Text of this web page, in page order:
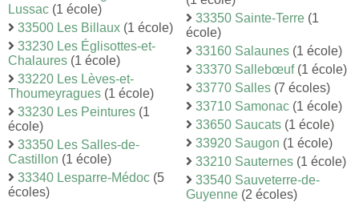
Lussac (1 école)
33500 Les Billaux (1 école)
33230 Les Églisottes-et-
Chalaures (1 école)
33220 Les Lèves-et-
Thoumeyragues (1 école)
33230 Les Peintures (1
école)
33350 Les Salles-de-
Castillon (1 école)
33340 Lesparre-Médoc (5
écoles)
33350 Sainte-Terre (1
école)
33160 Salaunes (1 école)
33370 Sallebœuf(1 école)
33770 Salles (7 écoles)
33710 Samonac (1 école)
33650 Saucats (1 école)
33920 Saugon (1 école)
33210 Sauternes (1 école)
33540 Sauveterre-de-
Guyenne (2 écoles)